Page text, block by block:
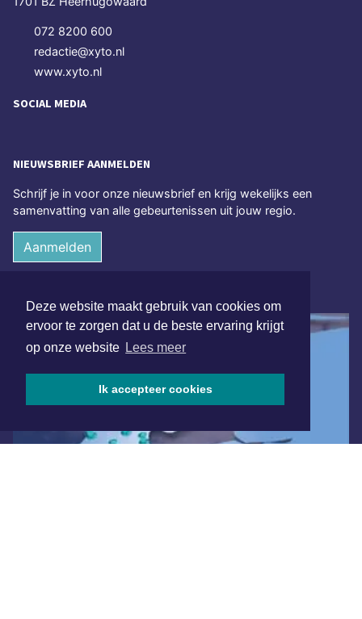
Deze website maakt gebruik van cookies om
ervoor te zorgen dat u de beste ervaring krijgt
op onze website Lees meer
Ik accepteer cookies
072 8200 600
redactie@xyto.nl
www.xyto.nl
SOCIAL MEDIA
NIEUWSBRIEF AANMELDEN
Schrijf je in voor onze nieuwsbrief en krijg wekelijks een
samenvatting van alle gebeurtenissen uit jouw regio.
Aanmelden